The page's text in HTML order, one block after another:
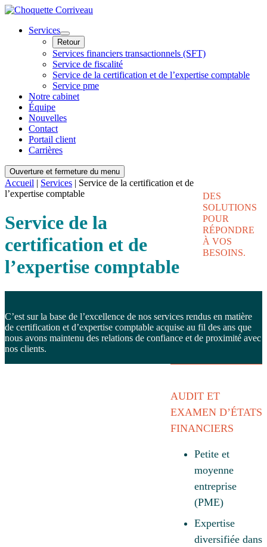
Services
Retour
Services financiers transactionnels (SFT)
Service de fiscalité
Service de la certification et de l’expertise comptable
Service pme
Notre cabinet
Équipe
Nouvelles
Contact
Portail client
Carrières
Ouverture et fermeture du menu
Accueil | Services | Service de la certification et de
l’expertise comptable
Service de la
certification et de
l’expertise comptable
DES
SOLUTIONS
POUR
RÉPONDRE
À VOS
BESOINS.
C’est sur la base de l’excellence de nos services rendus en matière
de certification et d’expertise comptable acquise au fil des ans que
nous avons maintenu des relations de confiance et de proximité avec
nos clients.
AUDIT ET
EXAMEN D’ÉTATS
FINANCIERS
Petite et
moyenne
entreprise
(PME)
Expertise
diversifiée dans